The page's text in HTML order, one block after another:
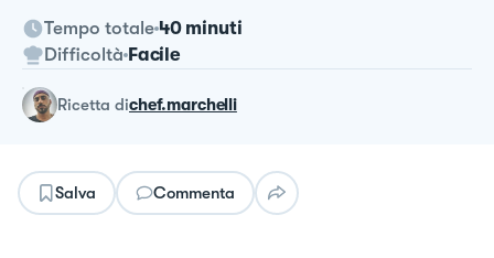
Tempo totale 40 minuti
Difficoltà Facile
ricetta dichef.marchelli
Salva Commenta